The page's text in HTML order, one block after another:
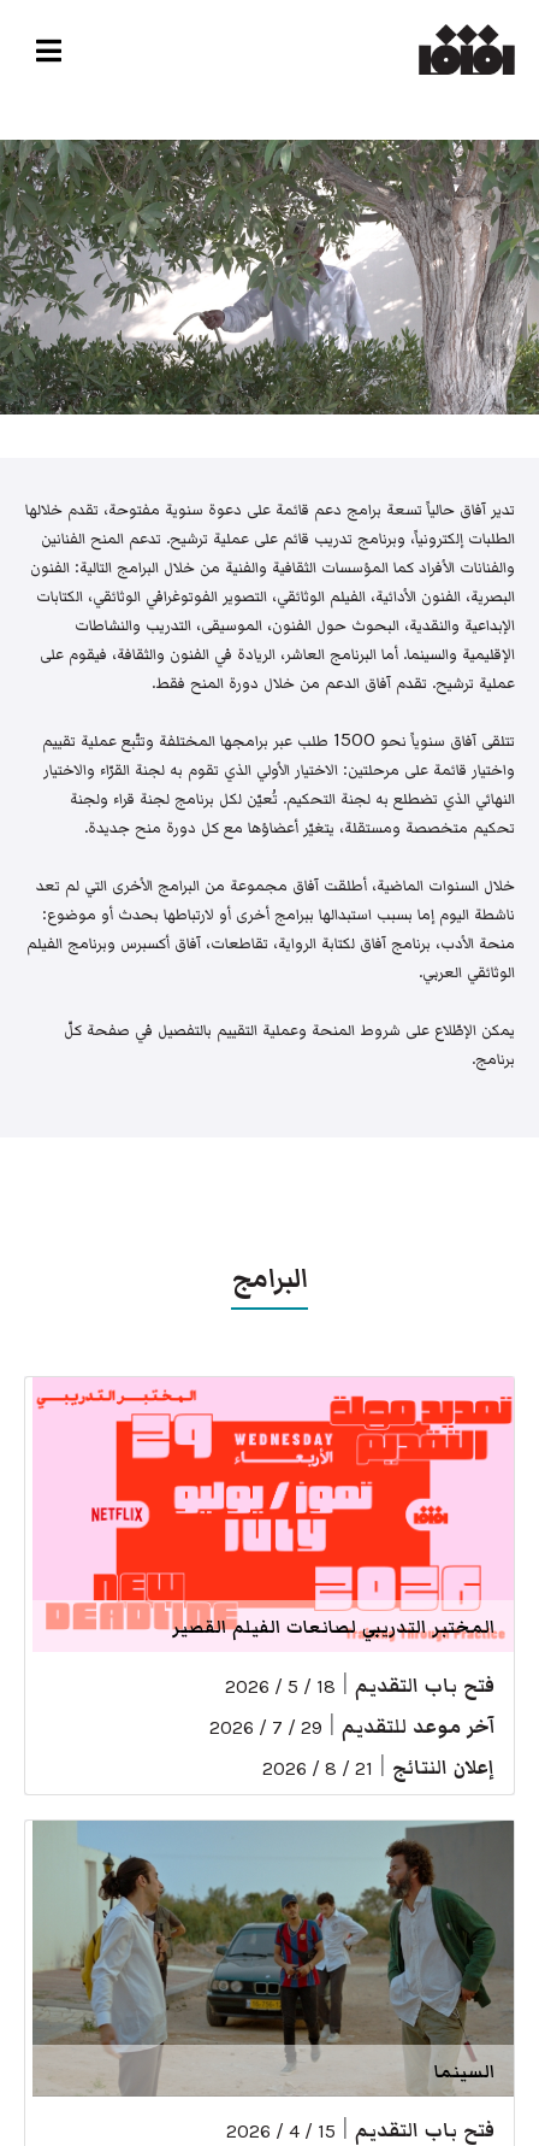
تدير آفاق حالياً تسعة برامج دعم قائمة على دعوة سنوية مفتوحة، تقدم خلالها
الطلبات إلكترونياً، وبرنامج تدريب قائم على عملية ترشيح. تدعم المنح الفنانين
والفنانات الأفراد كما المؤسسات الثقافية والفنية من خلال البرامج التالية: الفنون
البصرية، الفنون الأدائية، الفيلم الوثائقي، التصوير الفوتوغرافي الوثائقي، الكتابات
الإبداعية والنقدية، البحوث حول الفنون، الموسيقى، التدريب والنشاطات
الإقليمية والسينما. أما البرنامج العاشر، الريادة في الفنون والثقافة، فيقوم على
عملية ترشيح. تقدم آفاق الدعم من خلال دورة المنح فقط.
تتلقى آفاق سنوياً نحو 1500 طلب عبر برامجها المختلفة وتتّبع عملية تقييم
واختيار قائمة على مرحلتين: الاختيار الأولي الذي تقوم به لجنة القرّاء والاختيار
النهائي الذي تضطلع به لجنة التحكيم. تُعيّن لكل برنامج لجنة قراء ولجنة
تحكيم متخصصة ومستقلة، يتغيّر أعضاؤها مع كل دورة منح جديدة.
خلال السنوات الماضية، أطلقت آفاق مجموعة من البرامج الأخرى التي لم تعد
ناشطة اليوم إما بسبب استبدالها ببرامج أخرى أو لارتباطها بحدث أو موضوع:
منحة الأدب، برنامج آفاق لكتابة الرواية، تقاطعات، آفاق أكسبرس وبرنامج الفيلم
الوثائقي العربي.
يمكن الإطّلاع على شروط المنحة وعملية التقييم بالتفصيل في صفحة كلّ
برنامج.
البرامج
المختبر التدريبي لصانعات الفيلم القصير
فتح باب التقديم 18 / 5 / 2026
آخر موعد للتقديم 29 / 7 / 2026
إعلان النتائج 21 / 8 / 2026
السينما
فتح باب التقديم 15 / 4 / 2026